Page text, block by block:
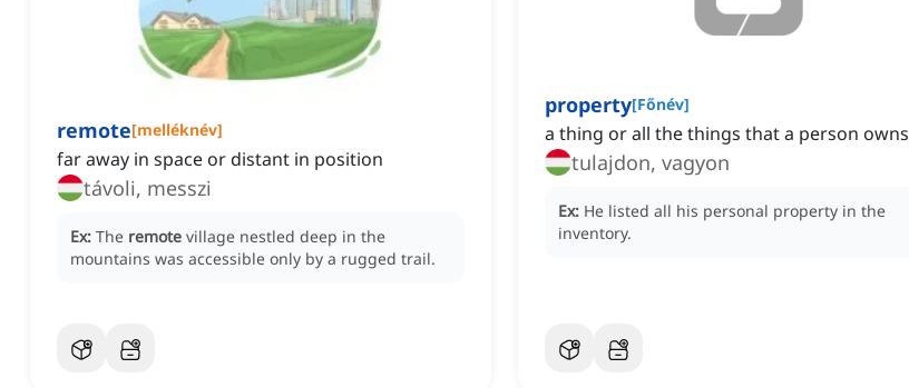
remote[melléknév]
far away in space or distant in position
távoli, messzi
Ex: The remote village nestled deep in the
mountains was accessible only by a rugged trail.
property[Főnév]
a thing or all the things that a person owns
tulajdon, vagyon
Ex: He listed all his personal property in the
inventory.